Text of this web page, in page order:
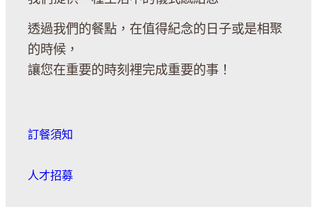
透過我們的餐點，在值得紀念的日子或是相聚
的時候，
讓您在重要的時刻裡完成重要的事！
訂餐須知
人才招募